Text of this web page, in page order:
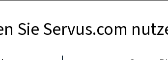
Sie Servus.com